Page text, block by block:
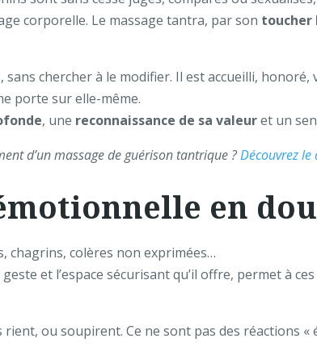
corporelle. Le massage tantra, par son toucher
, sans chercher à le modifier. Il est accueilli, honoré,
porte sur elle-même.
, une reconnaissance de sa valeuret un
d’un massage de guérison tantrique ?Découvrez le
en
chagrins, colères non exprimées…
et l’espace sécurisant qu’il offre, permet à
ou soupirent. Ce ne sont pas des réactions «